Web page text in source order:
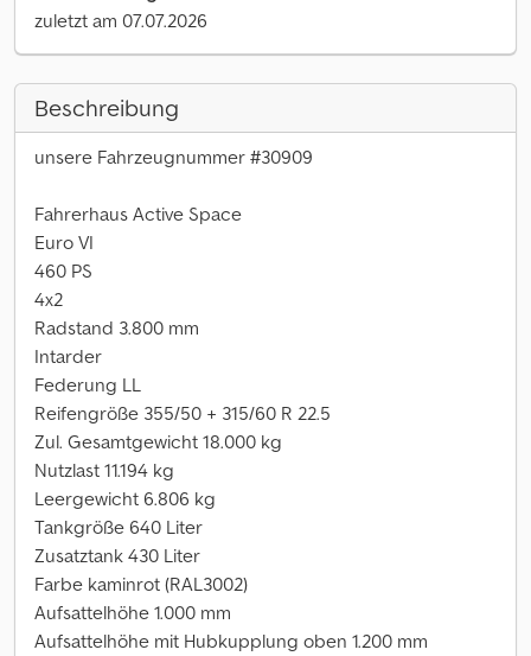
zuletzt am 07.07.2026
Beschreibung
unsere Fahrzeugnummer #30909
Fahrerhaus Active Space
Euro VI
460 PS
4x2
Radstand 3.800 mm
Intarder
Federung LL
Reifengröße 355/50 + 315/60 R 22.5
Zul. Gesamtgewicht 18.000 kg
Nutzlast 11.194 kg
Leergewicht 6.806 kg
Tankgröße 640 Liter
Zusatztank 430 Liter
Farbe kaminrot (RAL3002)
Aufsattelhöhe 1.000 mm
Aufsattelhöhe mit Hubkupplung oben 1.200 mm